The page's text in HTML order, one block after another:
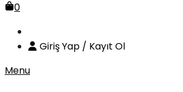
0
Giriş Yap / Kayıt Ol
Menu